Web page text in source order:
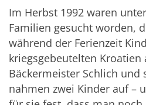
Im Herbst 1992 waren
Familien gesucht worden,
während der Ferienzeit
kriegsgebeutelten Kroatien
Bäckermeister Schlich und
nahmen zwei Kinder auf –